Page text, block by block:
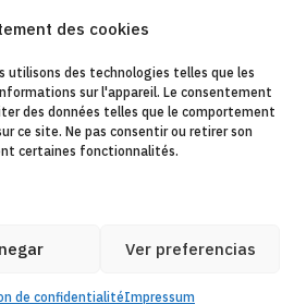
des cookies
utilisons des technologies telles que les
sur l'appareil. Le consentement
des données telles que le comportement
ce site. Ne pas consentir ou retirer son
certaines fonctionnalités.
Ver preferencias
de confidentialitéImpressum
AVIS JURIDIQUE
POLÍTIQUE DE